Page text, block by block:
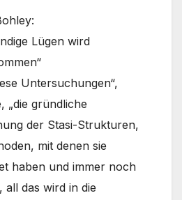
Lügen wird
Untersuchungen“,
„die gründliche
der Stasi-Strukturen,
mit denen sie
haben und immer noch
all das wird in die